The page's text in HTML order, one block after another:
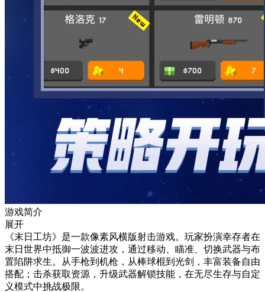
游戏简介
展开
《末日工坊》是一款像素风横版射击游戏。玩家扮演幸存者在
末日世界中抵御一波波进攻，通过移动、瞄准、切换武器与布
置陷阱求生。从手枪到机枪，从棒球棍到光剑，丰富装备自由
搭配；击杀获取资源，升级武器解锁技能，在无尽生存与自定
义模式中挑战极限。